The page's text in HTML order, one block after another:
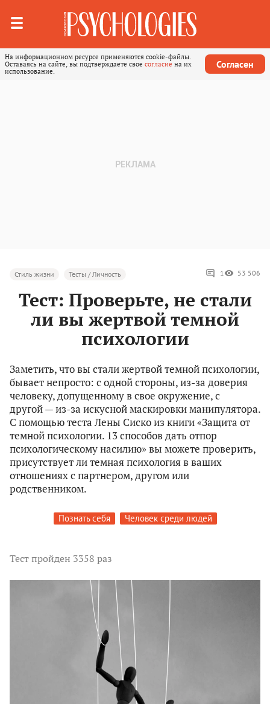
На информационном ресурсе применяются cookie-файлы.
Оставаясь на сайте, вы подтверждаете свое согласие на их
использование.
Согласен
Стиль жизни Тесты / Личность 1 53 506
Тест: Проверьте, не стали
ли вы жертвой темной
психологии
Заметить, что вы стали жертвой темной психологии,
бывает непросто: с одной стороны, из-за доверия
человеку, допущенному в свое окружение, с
другой — из-за искусной маскировки манипулятора.
С помощью теста Лены Сиско из книги «Защита от
темной психологии. 13 способов дать отпор
психологическому насилию» вы можете проверить,
присутствует ли темная психология в ваших
отношениях с партнером, другом или
родственником.
Познать себя Человек среди людей
Тестпройден 3358 раз